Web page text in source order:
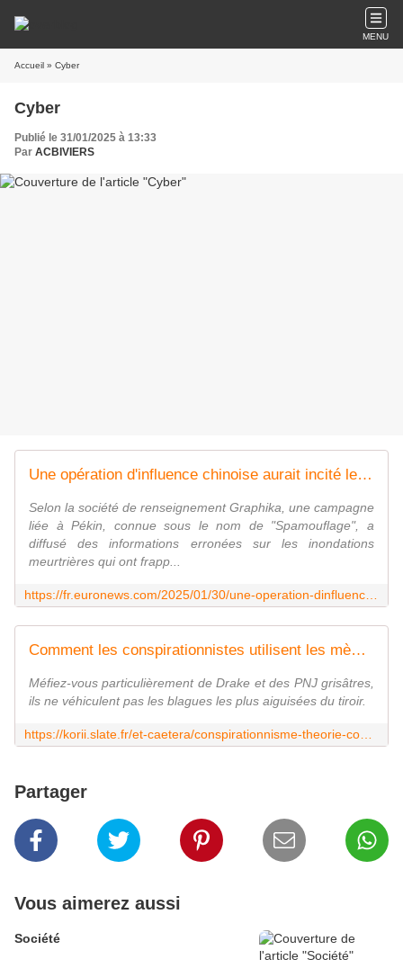
MENU
Accueil » Cyber
Cyber
Publié le 31/01/2025 à 13:33
Par ACBIVIERS
Une opération d'influence chinoise aurait incité les Espagnols à "renverser le gouvernement"
Selon la société de renseignement Graphika, une campagne
liée à Pékin, connue sous le nom de "Spamouflage", a
diffusé des informations erronées sur les inondations
meurtrières qui ont frapp...
Comment les conspirationnistes utilisent les mèmes et l'humour pour asseoir leur influence en ligne
Méfiez-vous particulièrement de Drake et des PNJ grisâtres,
ils ne véhiculent pas les blagues les plus aiguisées du tiroir.
Partager
Vous aimerez aussi
Société